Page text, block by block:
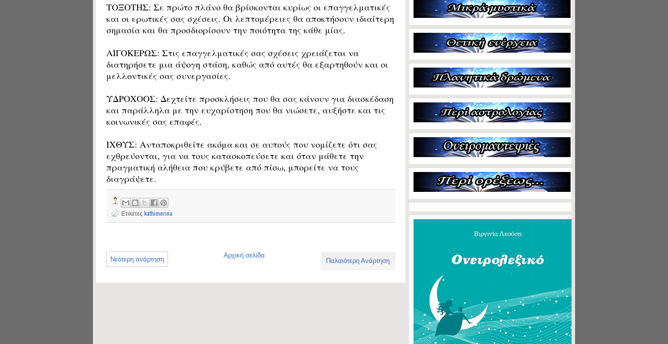
ΤΟΞΟΤΗΣ: Σε πρώτο πλάνο θα βρίσκονται κυρίως οι επαγγελματικές
και οι ερωτικές σας σχέσεις. Οι λεπτομέρειες θα αποκτήσουν ιδιαίτερη
σημασία και θα προσδιορίσουν την ποιότητα της κάθε μίας.
ΑΙΓΟΚΕΡΩΣ: Στις επαγγελματικές σας σχέσεις χρειάζεται να
διατηρήσετε μια άψογη στάση, καθώς από αυτές θα εξαρτηθούν και οι
μελλοντικές σας συνεργασίες.
ΥΔΡΟΧΟΟΣ: Δεχτείτε προσκλήσεις που θα σας κάνουν για διασκέδαση
και παράλληλα με την ευχαρίστηση που θα νιώσετε, αυξήστε και τις
κοινωνικές σας επαφές.
ΙΧΘΥΣ: Ανταποκριθείτε ακόμα και σε αυτούς που νομίζετε ότι σας
εχθρεύονται, για να τους κατασκοπεύσετε και όταν μάθετε την
πραγματική αλήθεια που κρύβετε από πίσω, μπορείτε να τους
διαγράψετε.
Ετικέτες kathimerina
Νεότερη ανάρτηση Παλαιότερη Ανάρτηση
Αρχική σελίδα